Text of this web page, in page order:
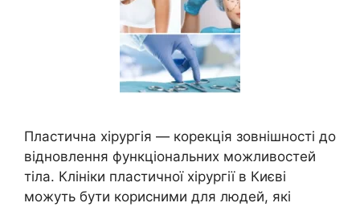
Пластична хірургія — корекція зовнішності до
відновлення функціональних можливостей
тіла. Клініки пластичної хірургії в Києві
можуть бути корисними для людей, які